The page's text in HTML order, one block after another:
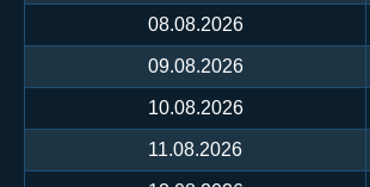
08.08.2026
09.08.2026
10.08.2026
11.08.2026